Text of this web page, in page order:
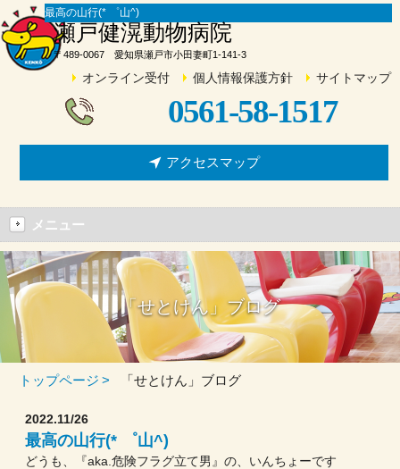
最高の山行(* ゜山^)
瀬戸健滉動物病院
〒489-0067 愛知県瀬戸市小田妻町1-141-3
オンライン受付 個人情報保護方針 サイトマップ
0561-58-1517
アクセスマップ
メニュー
「せとけん」ブログ
トップページ 「せとけん」ブログ
最高の山行(* ゜山^)
どうも、『aka.危険フラグ立て男』の、いんちょーです
2022.11/26